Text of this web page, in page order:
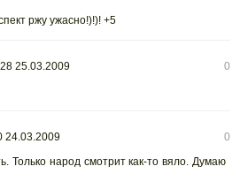
ржу ужасно!)!)! +5
25.03.2009
0
24.03.2009
0
Только народ смотрит как-то вяло. Думаю